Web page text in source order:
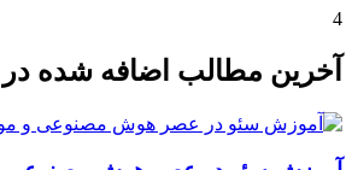
4
آخرین مطالب اضافه شده در